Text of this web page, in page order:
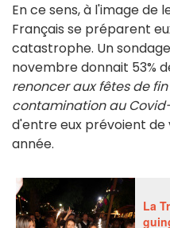
En ce sens, à l'image de
Français se préparent
catastrophe. Un sondage
novembre donnait 53%
renoncer aux fêtes de
contamination au
d'entre eux prévoient
année.